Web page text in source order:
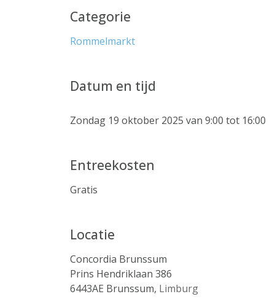
Categorie
Rommelmarkt
Datum en tijd
Zondag 19 oktober 2025 van 9:00 tot 16:00
Entreekosten
Gratis
Locatie
Concordia Brunssum
Prins Hendriklaan 386
6443AE Brunssum, Limburg